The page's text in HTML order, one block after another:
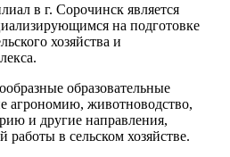
в г. Сорочинск является
на подготовке
хозяйства и
образовательные
агрономию, животноводство,
и другие направления,
в сельском хозяйстве.